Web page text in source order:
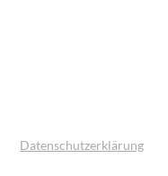
Datenschutzerklärung